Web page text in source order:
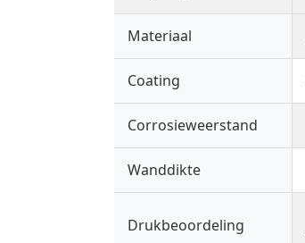
Materiaal
Coating
Corrosieweerstand
Wanddikte
Drukbeoordeling